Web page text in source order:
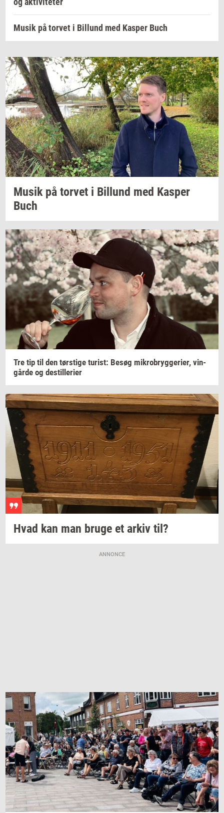
Musik på torvet i Billund med Kasper Buch
Musik på tor­vet i Bil­lund med Kas­per
Buch
Tre tip til den tørsti­ge turist: Besøg mi­kro­bryg­ge­ri­er, vin­
går­de og destil­le­ri­er
Hvad kan man bruge et arkiv til?
ANNONCE